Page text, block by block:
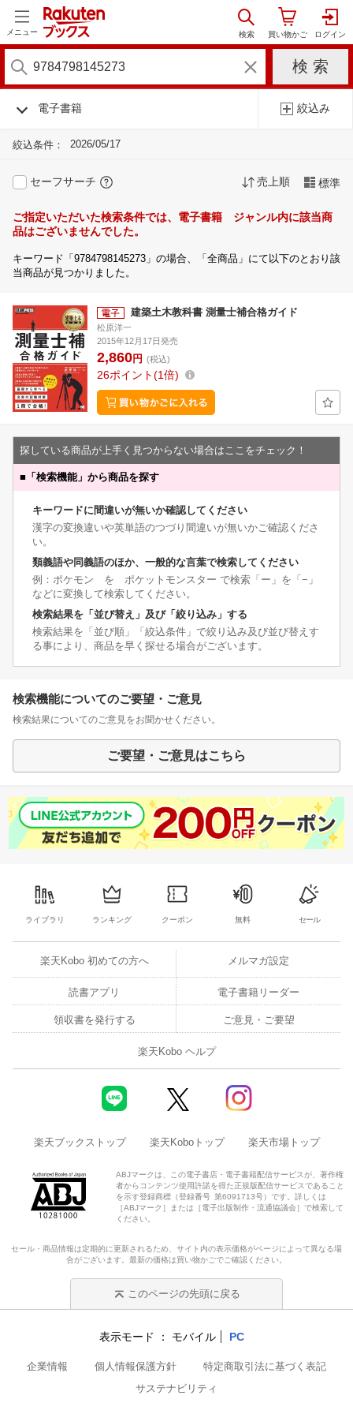
メニュー
電子書籍 絞込み
絞込条件： 2026/05/17
セーフサーチ 売上順 標準
ご指定いただいた検索条件では、電子書籍 ジャンル内に該当商
品はございませんでした。
キーワード「9784798145273」の場合、「全商品」にて以下のとおり該
当商品が見つかりました。
建築土木教科書 測量士補合格ガイド
松原洋一
2015年12月17日発売
2,860円 (税込)
26ポイント 1倍
探している商品が上手く見つからない場合はここをチェック！
■ 「検索機能」から商品を探す
キーワードに間違いが無いか確認してください
漢字の変換違いや英単語のつづり間違いが無いかご確認くださ
い。
類義語や同義語のほか、一般的な言葉で検索してください
例：ポケモン を ポケットモンスター で検索「ー」を「−」
などに変換して検索してください。
検索結果を「並び替え」及び「絞り込み」する
検索結果を「並び順」「絞込条件」で絞り込み及び並び替えす
る事により、商品を早く探せる場合がございます。
検索機能についてのご要望・ご意見
検索結果についてのご意見をお聞かせください。
ご要望・ご意見はこちら
ライブラリ ランキング クーポン 無料 セール
楽天Kobo 初めての方へ メルマガ設定
読書アプリ 電子書籍リーダー
領収書を発行する ご意見・ご要望
楽天Kobo ヘルプ
楽天ブックストップ 楽天Koboトップ 楽天市場トップ
ABJマークは、この電子書店・電子書籍配信サービスが、著作権
者からコンテンツ使用許諾を得た正規版配信サービスであること
を示す登録商標（登録番号 第6091713号）です。詳しくは
［ABJマーク］または［電子出版制作・流通協議会］で検索して
ください。
セール・商品情報は定期的に更新されるため、サイト内の表示価格がページによって異なる場
合がございます。最新の価格は買い物かごでご確認ください。
このページの先頭に戻る
表示モード モバイル PC
企業情報 個人情報保護方針
特定商取引法に基づく表記
サステナビリティ